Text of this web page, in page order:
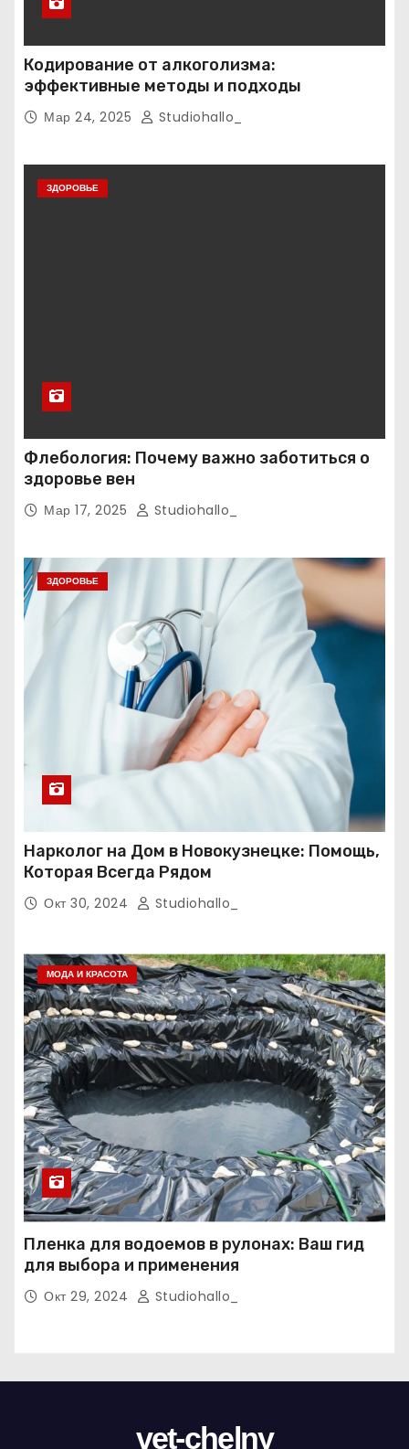
Кодирование от алкоголизма:
эффективные методы и подходы
Мар 24, 2025 Studiohallo_
ЗДОРОВЬЕ
Флебология: Почему важно заботиться о
здоровье вен
Мар 17, 2025 Studiohallo_
ЗДОРОВЬЕ
Нарколог на Дом в Новокузнецке: Помощь,
Которая Всегда Рядом
Окт 30, 2024 Studiohallo_
МОДА И КРАСОТА
Пленка для водоемов в рулонах: Ваш гид
для выбора и применения
Окт 29, 2024 Studiohallo_
vet-chelny